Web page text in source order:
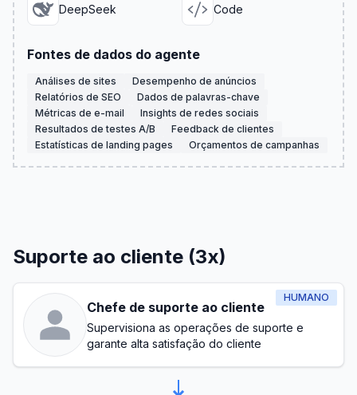
DeepSeek Code
Fontes de dados do agente
Análises de sites
Desempenho de anúncios
Relatórios de SEO
Dados de palavras-chave
Métricas de e-mail
Insights de redes sociais
Resultados de testes A/B
Feedback de clientes
Estatísticas de landing pages
Orçamentos de campanhas
Suporte ao cliente (3x)
HUMANO
Chefe de suporte ao cliente
Supervisiona as operações de suporte e
garante alta satisfação do cliente